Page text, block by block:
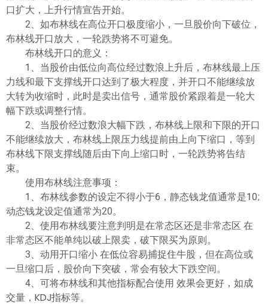
口扩大，上升行情宣告开始。
2、如布林线在高位开口极度缩小，一旦股价向下破位，
布林线开口放大，一轮跌势将不可避免。
布林线开口的意义：
1、当股价由低位向高位经过数浪上升后，布林线最上压
力线和最下支撑线开口达到了极大程度，并开口不能继续放
大转为收缩时，此时是卖出信号，通常股价紧跟着是一轮大
幅下跌或调整行情。
2、当股价经过数浪大幅下跌，布林线上限和下限的开口
不能继续放大，布林线上限压力线提前由上向下缩口，等到
布林线下限支撑线随后由下向上缩口时，一轮跌势将告结
束。
使用布林线注意事项：
1、布林线参数的设定不得小于6，静态钱龙值通常是10;
动态钱龙设定值通常为20。
2、使用布林线要注意判明是在常态区还是非常态区 在
非常态区不能单纯以破上限卖，破下限买为原则。
3、动用开口缩小 在低位容易捕捉住牛股，但在高位或
一旦缩口后，股价向下突破，常会有较大下跌空间。
4、可将布林线和其他指标配合使用 效果会更好，如成
交量，KDJ指标等。